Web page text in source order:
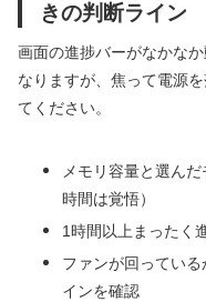
きの判断ライン
画面の進捗バーがなかな
なりますが、焦って電源
てください。
メモリ容量と選ん
時間は覚悟）
1時間以上まったく
ファンが回ってい
インを確認